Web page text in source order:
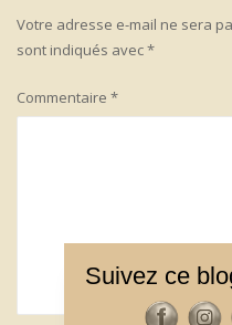
Votre adresse e-mail ne sera
sont indiqués avec*
Commentaire *
Suivez ce